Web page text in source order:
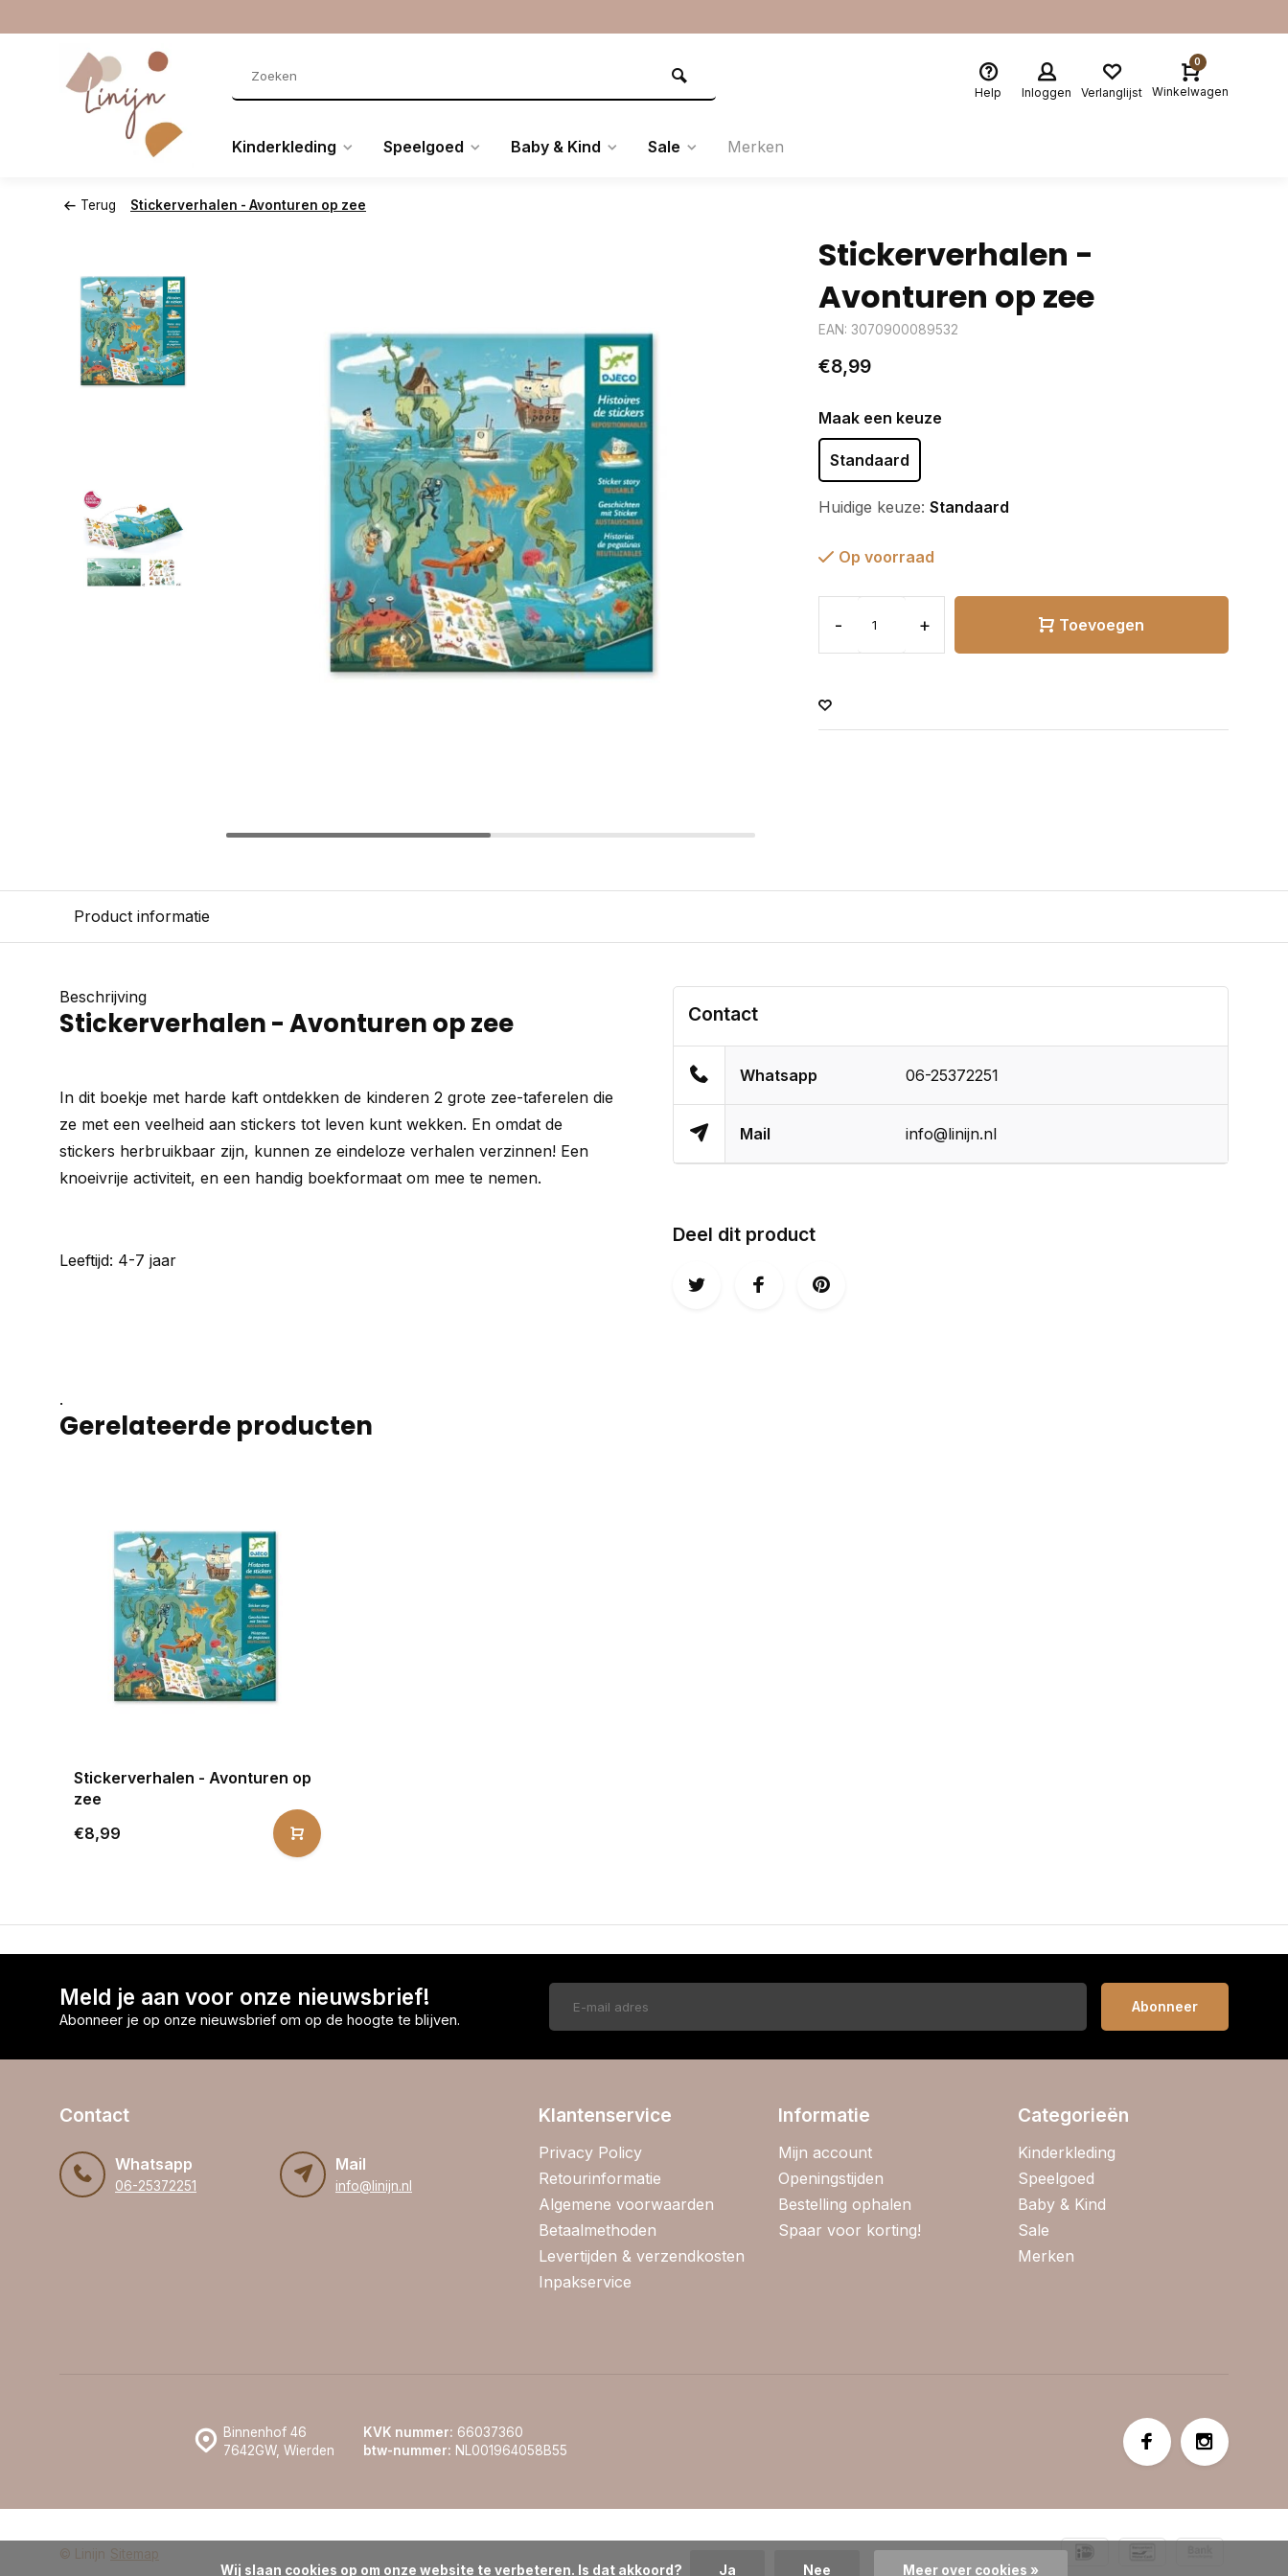
Help Inloggen Verlanglijst
0
Winkelwagen
Kinderkleding Speelgoed Baby & Kind Sale Merken
Terug Stickerverhalen - Avonturen op zee
Stickerverhalen -
Avonturen op zee
EAN: 3070900089532
€8,99
Maak een keuze
Standaard
Huidige keuze: Standaard
Op voorraad
- + Toevoegen
Product informatie
Beschrijving
Stickerverhalen - Avonturen op zee
In dit boekje met harde kaft ontdekken de kinderen 2 grote zee-taferelen die
ze met een veelheid aan stickers tot leven kunt wekken. En omdat de
stickers herbruikbaar zijn, kunnen ze eindeloze verhalen verzinnen! Een
knoeivrije activiteit, en een handig boekformaat om mee te nemen.
Leeftijd: 4-7 jaar
Contact
Whatsapp 06-25372251
Mail info@linijn.nl
Deel dit product
.
Gerelateerde producten
Stickerverhalen - Avonturen op
zee
€8,99
Meld je aan voor onze nieuwsbrief!
Abonneer je op onze nieuwsbrief om op de hoogte te blijven.
Abonneer
Contact
Whatsapp
06-25372251
Mail
info@linijn.nl
Klantenservice
Privacy Policy
Retourinformatie
Algemene voorwaarden
Betaalmethoden
Levertijden & verzendkosten
Inpakservice
Informatie
Mijn account
Openingstijden
Bestelling ophalen
Spaar voor korting!
Categorieën
Kinderkleding
Speelgoed
Baby & Kind
Sale
Merken
Binnenhof 46
7642GW, Wierden
KVK nummer: 66037360
btw-nummer: NL001964058B55
© Linijn Sitemap
Wij slaan cookies op om onze website te verbeteren. Is dat akkoord?
Ja Nee Meer over cookies »